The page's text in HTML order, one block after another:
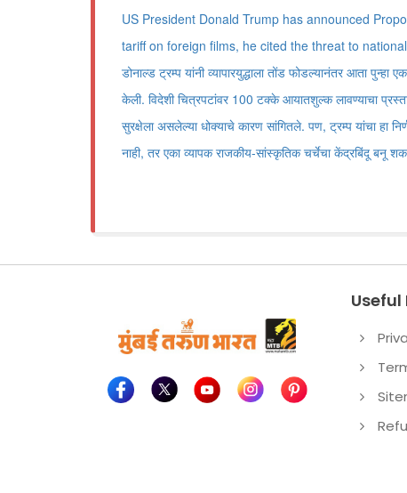
US President Donald Trump has announced
tariff on foreign films, he cited the threat to national
डोनाल्ड ट्रम्प यांनी व्यापारयुद्धाला तोंड फोडल्यानंतर आता पुन्हा
केली. विदेशी चित्रपटांवर 100 टक्के आयातशुल्क लावण्याचा
सुरक्षेला असलेल्या धोक्याचे कारण सांगितले. पण, ट्रम्प यांचा हा
नाही, तर एका व्यापक राजकीय-सांस्कृतिक चर्चेचा केंद्रबिंदू बनू शक
Useful